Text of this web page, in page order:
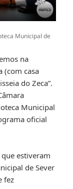
Municipal de
na
(com casa
do Zeca”.
Municipal
oficial
estiveram
de Sever
fez